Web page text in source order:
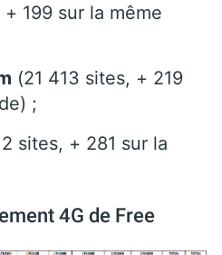
199 sur la même
(21 413 sites, + 219
;
sites, + 281 sur la
4G de Free